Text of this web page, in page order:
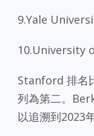
9.Yale
10.University
Stanford 排名
列為第二。
以追溯到2023年